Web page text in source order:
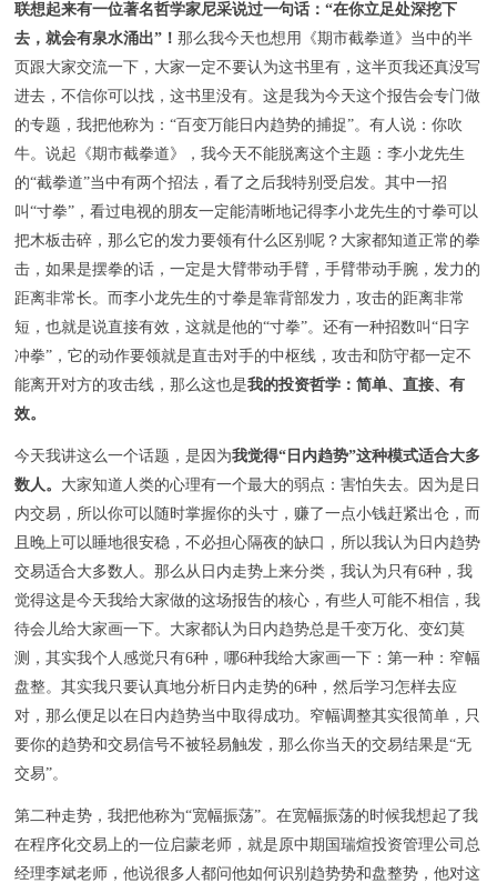
联想起来有一位著名哲学家尼采说过一句话：“在你立足处深挖下
去，就会有泉水涌出”！那么我今天也想用《期市截拳道》当中的半
页跟大家交流一下，大家一定不要认为这书里有，这半页我还真没写
进去，不信你可以找，这书里没有。这是我为今天这个报告会专门做
的专题，我把他称为：“百变万能日内趋势的捕捉”。有人说：你吹
牛。说起《期市截拳道》，我今天不能脱离这个主题：李小龙先生
的“截拳道”当中有两个招法，看了之后我特别受启发。其中一招
叫“寸拳”，看过电视的朋友一定能清晰地记得李小龙先生的寸拳可以
把木板击碎，那么它的发力要领有什么区别呢？大家都知道正常的拳
击，如果是摆拳的话，一定是大臂带动手臂，手臂带动手腕，发力的
距离非常长。而李小龙先生的寸拳是靠背部发力，攻击的距离非常
短，也就是说直接有效，这就是他的“寸拳”。还有一种招数叫“日字
冲拳”，它的动作要领就是直击对手的中枢线，攻击和防守都一定不
能离开对方的攻击线，那么这也是我的投资哲学：简单、直接、有
效。
今天我讲这么一个话题，是因为我觉得“日内趋势”这种模式适合大多
数人。 大家知道人类的心理有一个最大的弱点：害怕失去。因为是日
内交易，所以你可以随时掌握你的头寸，赚了一点小钱赶紧出仓，而
且晚上可以睡地很安稳，不必担心隔夜的缺口，所以我认为日内趋势
交易适合大多数人。那么从日内走势上来分类，我认为只有6种，我
觉得这是今天我给大家做的这场报告的核心，有些人可能不相信，我
待会儿给大家画一下。大家都认为日内趋势总是千变万化、变幻莫
测，其实我个人感觉只有6种，哪6种我给大家画一下：第一种：窄幅
盘整。其实我只要认真地分析日内走势的6种，然后学习怎样去应
对，那么便足以在日内趋势当中取得成功。窄幅调整其实很简单，只
要你的趋势和交易信号不被轻易触发，那么你当天的交易结果是“无
交易”。
第二种走势，我把他称为“宽幅振荡”。在宽幅振荡的时候我想起了我
在程序化交易上的一位启蒙老师，就是原中期国瑞煊投资管理公司总
经理李斌老师，他说很多人都问他如何识别趋势势和盘整势，他对这